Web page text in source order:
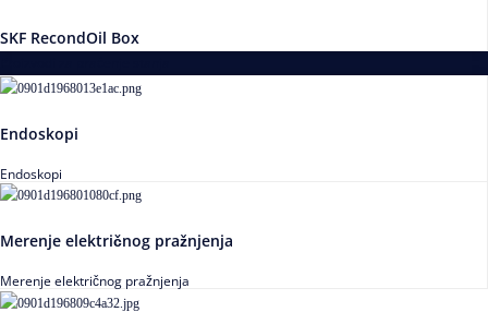
SKF RecondOil Box
Endoskopi
Endoskopi
Merenje električnog pražnjenja
Merenje električnog pražnjenja